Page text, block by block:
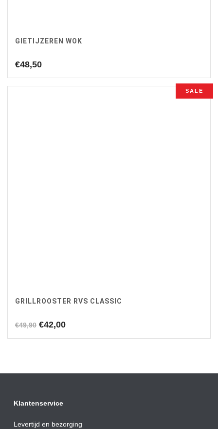
GIETIJZEREN WOK
€48,50
SALE
GRILLROOSTER RVS CLASSIC
€49,90 Oorspronkelijke
€42,00Huidige
Klantenservice
Levertijd en bezorging